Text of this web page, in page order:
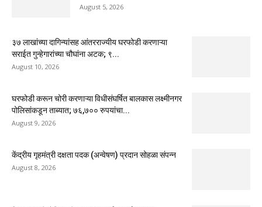
August 5, 2026
३७ लाखांच्या दागिन्यांसह आंतरराज्यीय घरफोडी करणाऱ्या
सराईत गुन्हेगारांच्या चौघांना अटक; ९...
August 10, 2026
घरफोडी करून चोरी करणाऱ्या विधीसंघर्षित बालकास लक्ष्मीनगर
पोलिसांकडून ताब्यात; ७६,७०० रुपयांचा...
August 9, 2026
केंद्रीय गृहमंत्री दक्षता पदक (अन्वेषण) प्रदान सोहळा संपन्न
August 8, 2026